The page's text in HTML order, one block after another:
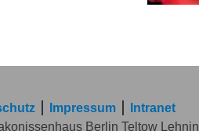
Impressum
Intranet
Berlin Teltow Lehnin